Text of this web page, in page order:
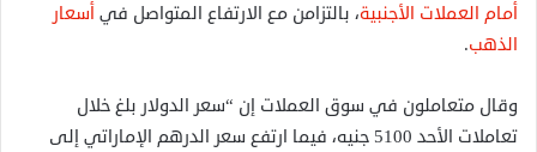
أمام العملات الأجنبية، بالتزامن مع الارتفاع المتواصل في أسعار
الذهب.
وقال متعاملون في سوق العملات إن “سعر الدولار بلغ خلال
تعاملات الأحد 5100 جنيه، فيما ارتفع سعر الدرهم الإماراتي إلى